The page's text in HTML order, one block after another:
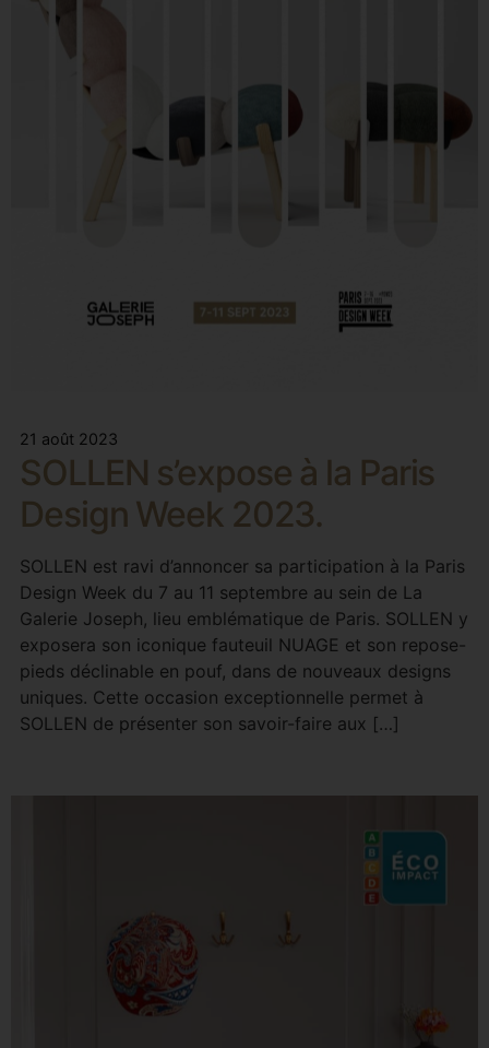
21 août 2023
SOLLEN s’expose à la Paris
Design Week 2023.
SOLLEN est ravi d’annoncer sa participation à la Paris
Design Week du 7 au 11 septembre au sein de La
Galerie Joseph, lieu emblématique de Paris. SOLLEN y
exposera son iconique fauteuil NUAGE et son repose-
pieds déclinable en pouf, dans de nouveaux designs
uniques. Cette occasion exceptionnelle permet à
SOLLEN de présenter son savoir-faire aux […]